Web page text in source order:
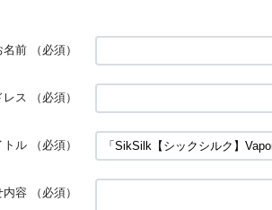
名前 （必須）
レス （必須）
トル （必須）
内容 （必須）